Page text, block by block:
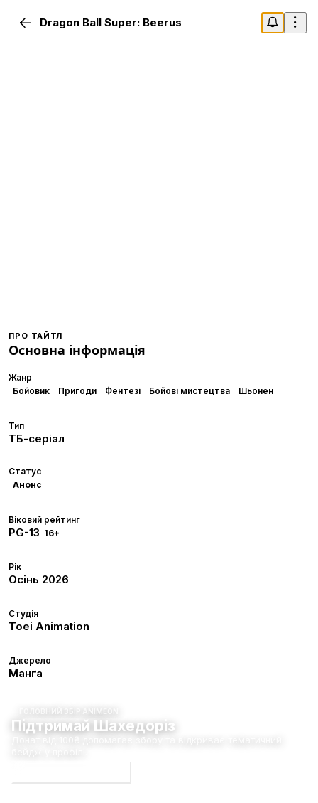
Dragon Ball Super: Beerus
ПРО ТАЙТЛ
Основна інформація
Жанр
Бойовик
Пригоди Фентезі Бойові мистецтва Шьонен
Тип
ТБ-серіал
Статус
Анонс
Віковий рейтинг
PG-13 16+
Рік
Осінь 2026
Студія
Toei Animation
Джерело
Манґа
ГОЛОВНИЙ ЗБІР ANIMEON
Підтримай Шахедоріз
Донат від 100₴ допомагає збору та відкриває тематичний